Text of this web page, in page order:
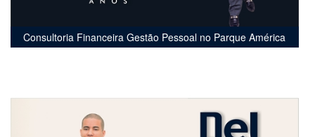
Consultoria Financeira Gestão Pessoal no Parque América